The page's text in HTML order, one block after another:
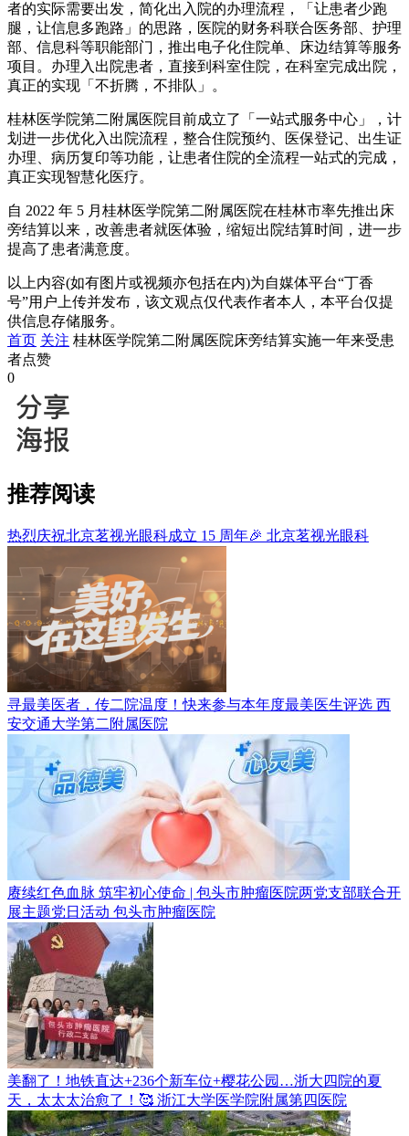
者的实际需要出发，简化出入院的办理流程，「让患者少跑
腿，让信息多跑路」的思路，医院的财务科联合医务部、护理
部、信息科等职能部门，推出电子化住院单、床边结算等服务
项目。办理入出院患者，直接到科室住院，在科室完成出院，
真正的实现「不折腾，不排队」。
桂林医学院第二附属医院目前成立了「一站式服务中心」，计
划进一步优化入出院流程，整合住院预约、医保登记、出生证
办理、病历复印等功能，让患者住院的全流程一站式的完成，
真正实现智慧化医疗。
自 2022 年 5 月桂林医学院第二附属医院在桂林市率先推出床
旁结算以来，改善患者就医体验，缩短出院结算时间，进一步
提高了患者满意度。
以上内容(如有图片或视频亦包括在内)为自媒体平台“丁香
号”用户上传并发布，该文观点仅代表作者本人，本平台仅提
供信息存储服务。
首页 关注 桂林医学院第二附属医院床旁结算实施一年来受患
者点赞
0
推荐阅读
热烈庆祝北京茗视光眼科成立 15 周年🎉 北京茗视光眼科
寻最美医者，传二院温度！快来参与本年度最美医生评选 西
安交通大学第二附属医院
赓续红色血脉 筑牢初心使命 | 包头市肿瘤医院两党支部联合开
展主题党日活动 包头市肿瘤医院
美翻了！地铁直达+236个新车位+樱花公园…浙大四院的夏
天，太太太治愈了！🥰 浙江大学医学院附属第四医院